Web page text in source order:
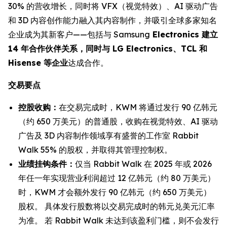
30% 的营收增长，同时将 VFX（视觉特效）、AI 驱动广告
和 3D 内容创作能力融入其内容制作，并吸引全球多家知名
企业成为其新客户——包括与 Samsung Electronics 建立
14 年合作伙伴关系，同时与 LG Electronics、TCL 和
Hisense 等企业达成合作。
交易要点
控股收购： 在交易完成时，KWM 将通过发行 90 亿韩元
（约 650 万美元）的普通股，收购在视觉特效、AI 驱动
广告及 3D 内容制作领域享有盛誉的工作室 Rabbit
Walk 55% 的股权，并取得其管理控制权。
业绩挂钩条件： 仅当 Rabbit Walk 在 2025 年或 2026
年任一年实现营业利润超过 12 亿韩元（约 80 万美元）
时，KWM 才会额外发行 90 亿韩元（约 650 万美元）
股权。 具体发行股数将以交易完成时的韩元兑美元汇率
为准。 若 Rabbit Walk 未达到该盈利门槛，则不会发行